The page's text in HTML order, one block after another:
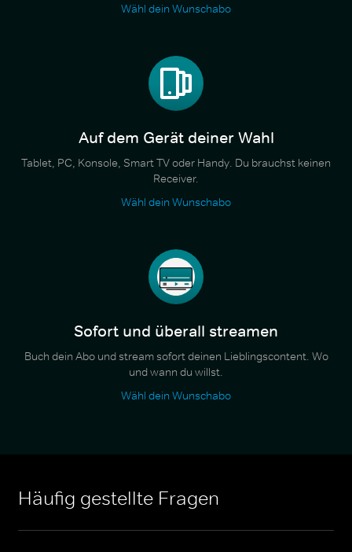
Wähl dein Wunschabo
Auf dem Gerät deiner Wahl
Tablet, PC, Konsole, Smart TV oder Handy. Du brauchst keinen
Receiver.
Wähl dein Wunschabo
Sofort und überall streamen
Buch dein Abo und stream sofort deinen Lieblingscontent. Wo
und wann du willst.
Wähl dein Wunschabo
Häufig gestellte Fragen